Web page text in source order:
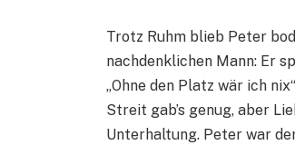
Trotz Ruhm blieb Peter
nachdenklichen Mann: Er
„Ohne den Platz wär ich
Streit gab’s genug, aber
Unterhaltung. Peter war